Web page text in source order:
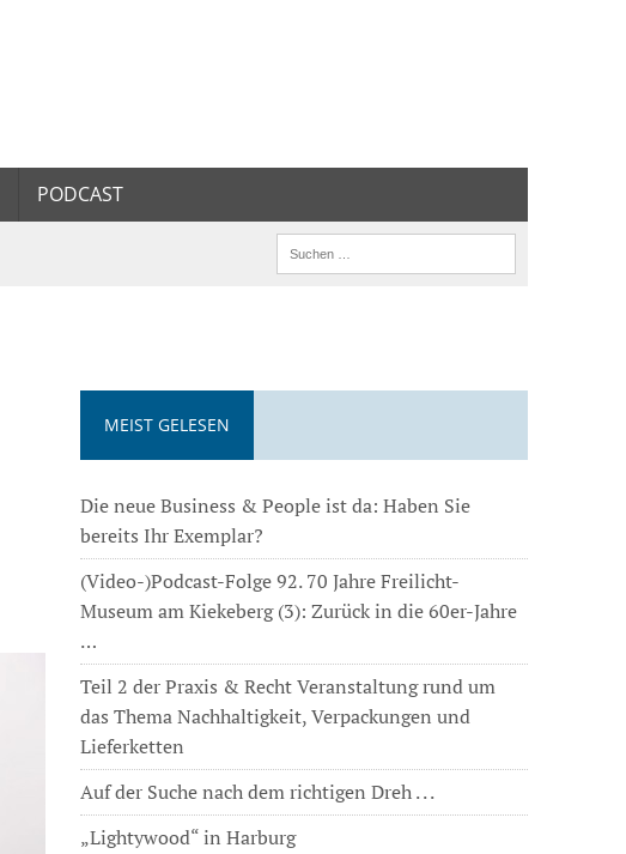
PODCAST
MEIST GELESEN
Die neue Business & People ist da: Haben Sie
bereits Ihr Exemplar?
(Video-)Podcast-Folge 92. 70 Jahre Freilicht-
Museum am Kiekeberg (3): Zurück in die 60er-Jahre
…
Teil 2 der Praxis & Recht Veranstaltung rund um
das Thema Nachhaltigkeit, Verpackungen und
Lieferketten
Auf der Suche nach dem richtigen Dreh . . .
„Lightywood“ in Harburg